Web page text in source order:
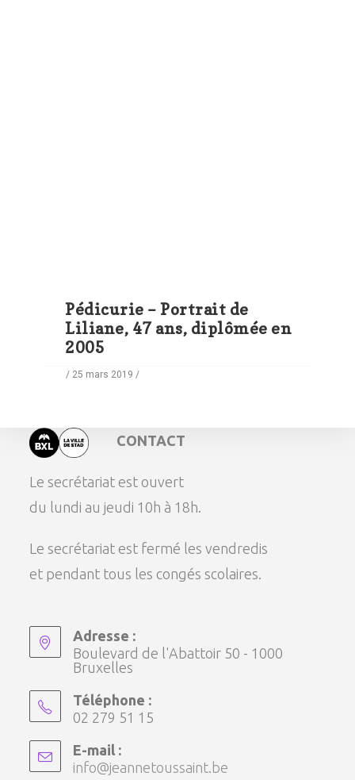
Pédicurie – Portrait de
Liliane, 47 ans, diplômée en
2005
/ 25 mars 2019 /
CONTACT
Le secrétariat est ouvert
du lundi au jeudi 10h à 18h.
Le secrétariat est fermé les vendredis
et pendant tous les congés scolaires.
Adresse :
Boulevard de l'Abattoir 50 - 1000
Bruxelles
Téléphone :
02 279 51 15
E-mail :
info@jeannetoussaint.be